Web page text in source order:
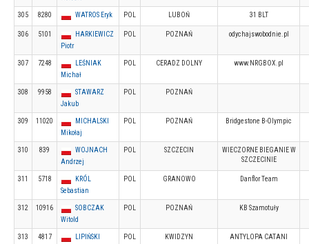
305 8280 WATROS Eryk POL LUBOŃ 31 BLT
306 5101
HARKIEWICZ
Piotr
POL POZNAŃ odychajswobodnie.pl
307 7248
LEŚNIAK
Michał
POL CERADZ DOLNY www.NRGBOX.pl
308 9958
STAWARZ
Jakub
POL POZNAŃ
309 11020
MICHALSKI
Mikołaj
POL POZNAŃ Bridgestone B-Olympic
310 839
WOJNACH
Andrzej
POL SZCZECIN
WIECZORNE BIEGANIE W
SZCZECINIE
311 5718
KRÓL
Sebastian
POL GRANOWO Danflor Team
312 10916
SOBCZAK
Witold
POL POZNAŃ KB Szamotuły
313 4817
LIPIŃSKI
POL KWIDZYN ANTYLOPA CATANI